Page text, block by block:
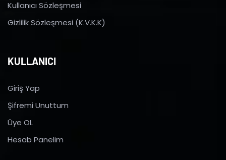
Kullanıcı Sözleşmesi
Gizlilik Sözleşmesi (K.V.K.K)
KULLANICI
Giriş Yap
Şifremi Unuttum
Üye OL
Hesab Panelim